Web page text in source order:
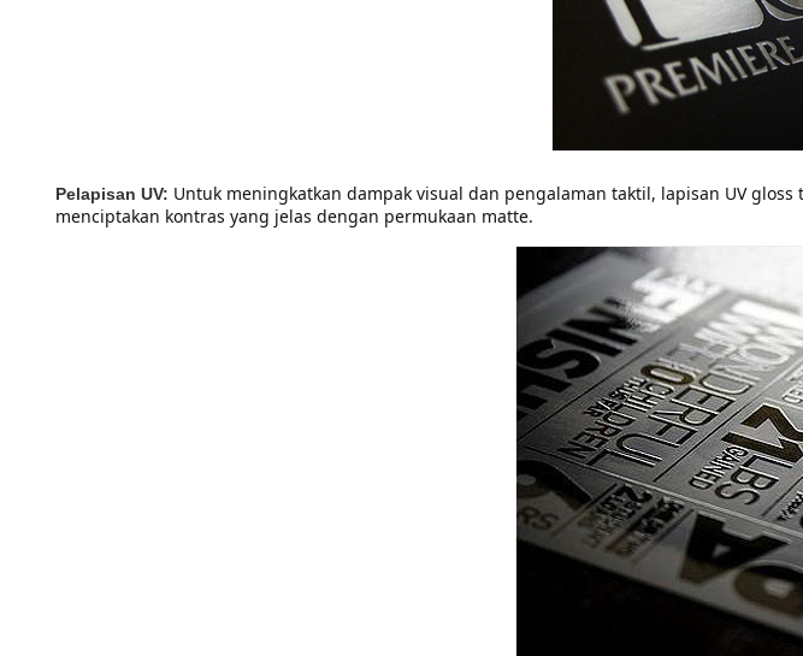
Pelapisan UV: Untuk meningkatkan dampak visual dan pengalaman taktil, lapisan UV
menciptakan kontras yang jelas dengan permukaan matte.